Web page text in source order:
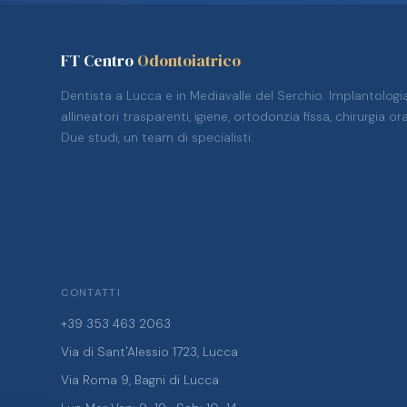
FT Centro Odontoiatrico
Dentista a Lucca e in Mediavalle del Serchio.
allineatori trasparenti, igiene, ortodonzia fissa, chirurgia
Due studi, un team di specialisti.
CONTATTI
+39 353 463 2063
Via di Sant'Alessio 1723, Lucca
Via Roma 9, Bagni di Lucca